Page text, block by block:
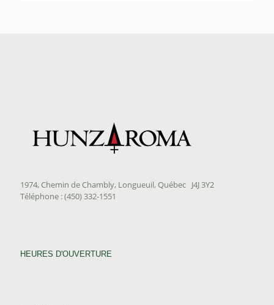
1974, Chemin de Chambly, Longueuil, Québec J4J 3Y2
Téléphone : (450) 332-1551
HEURES D'OUVERTURE